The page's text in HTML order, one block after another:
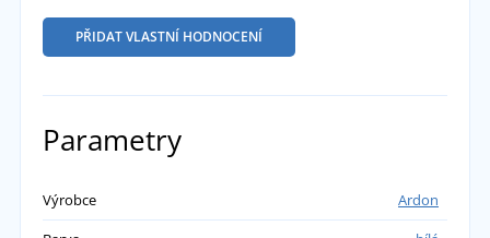
PŘIDAT VLASTNÍ HODNOCENÍ
Parametry
Výrobce
Ardon